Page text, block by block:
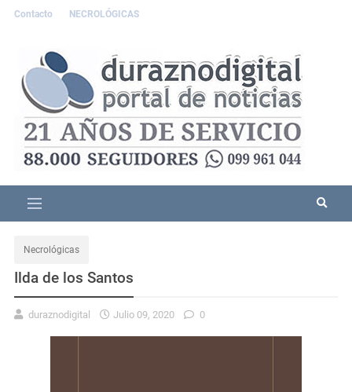
Contacto NECROLÓGICAS
Necrológicas
Ilda de los Santos
duraznodigital Julio 09, 2020 0